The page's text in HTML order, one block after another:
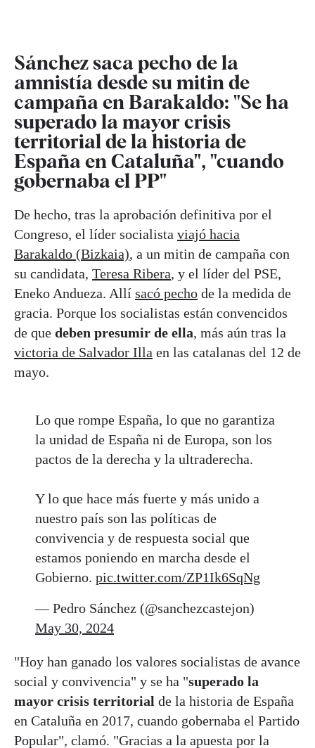
Sánchez saca pecho de la
amnistía desde su mitin de
campaña en Barakaldo: "Se ha
superado la mayor crisis
territorial de la historia de
España en Cataluña", "cuando
gobernaba el PP"
De hecho, tras la aprobación definitiva por el
Congreso, el líder socialista viajó hacia
Barakaldo (Bizkaia), a un mitin de campaña con
su candidata, Teresa Ribera, y el líder del PSE,
Eneko Andueza. Allí sacó pecho de la medida de
gracia. Porque los socialistas están convencidos
de que deben presumir de ella, más aún tras la
victoria de Salvador Illa en las catalanas del 12 de
mayo.
Lo que rompe España, lo que no garantiza
la unidad de España ni de Europa, son los
pactos de la derecha y la ultraderecha.
Y lo que hace más fuerte y más unido a
nuestro país son las políticas de
convivencia y de respuesta social que
estamos poniendo en marcha desde el
Gobierno. pic.twitter.com/ZP1Ik6SqNg
— Pedro Sánchez (@sanchezcastejon)
May 30, 2024
"Hoy han ganado los valores socialistas de avance
social y convivencia" y se ha "superado la
mayor crisis territorial de la historia de España
en Cataluña en 2017, cuando gobernaba el Partido
Popular", clamó. "Gracias a la apuesta por la